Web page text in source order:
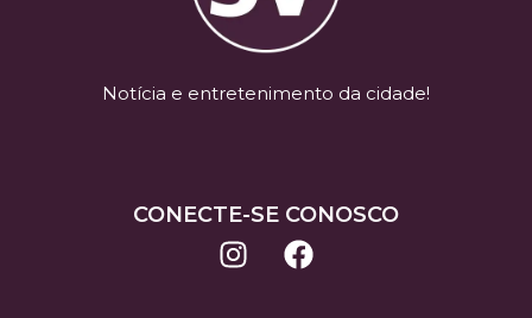
Notícia e entretenimento da cidade!
CONECTE-SE CONOSCO